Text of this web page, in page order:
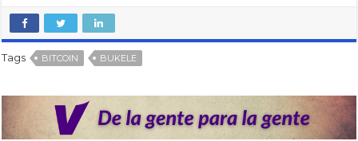
Tags BITCOIN BUKELE